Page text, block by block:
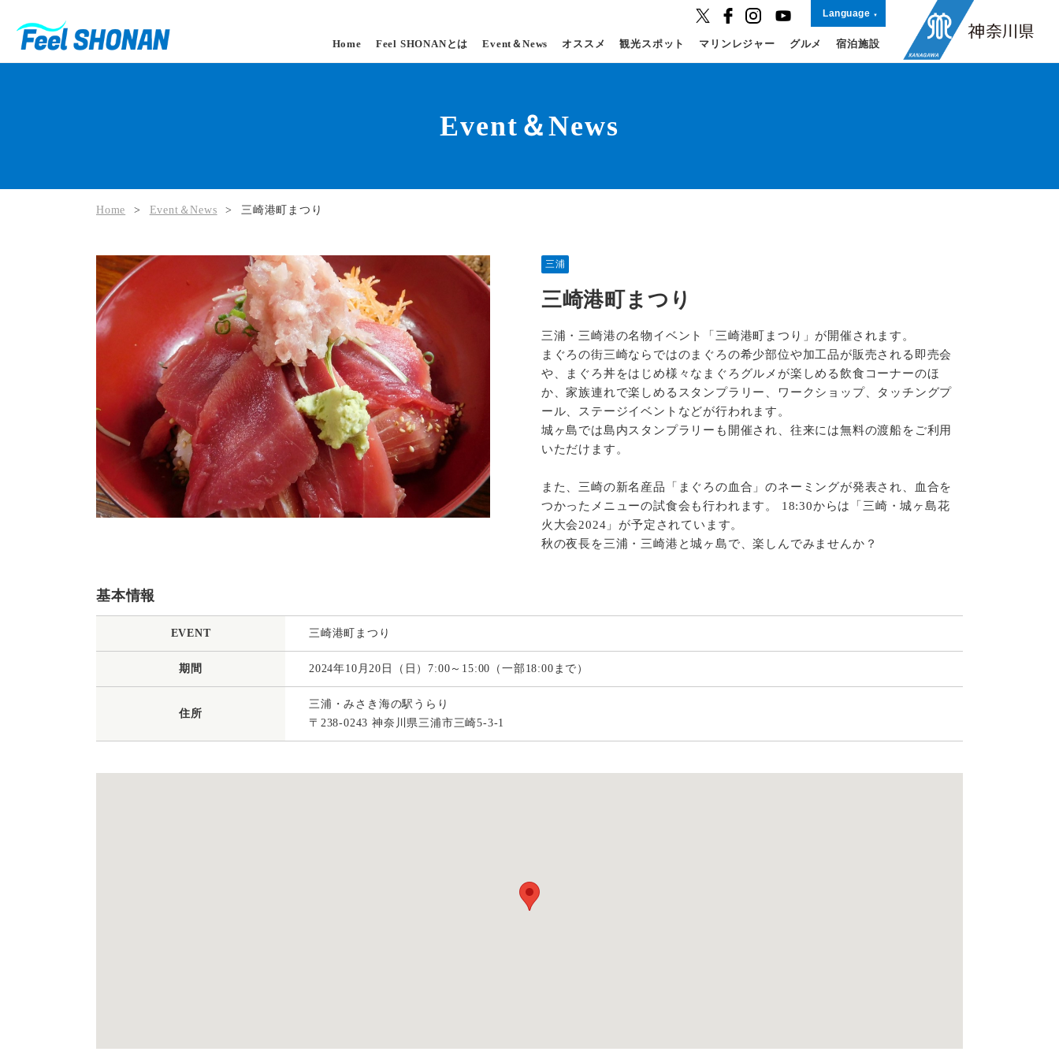
Language
Home Feel SHONANとは Event＆News オススメ 観光スポット マリンレジャー グルメ 宿泊施設
Event＆News
Home > Event＆News > 三崎港町まつり
三浦
三崎港町まつり
三浦・三崎港の名物イベント「三崎港町まつり」が開催されます。
まぐろの街三崎ならではのまぐろの希少部位や加工品が販売される即売会
や、まぐろ丼をはじめ様々なまぐろグルメが楽しめる飲食コーナーのほ
か、家族連れで楽しめるスタンプラリー、ワークショップ、タッチングプ
ール、ステージイベントなどが行われます。
城ヶ島では島内スタンプラリーも開催され、往来には無料の渡船をご利用
いただけます。
また、三崎の新名産品「まぐろの血合」のネーミングが発表され、血合を
つかったメニューの試食会も行われます。 18:30からは「三崎・城ヶ島花
火大会2024」が予定されています。
秋の夜長を三浦・三崎港と城ヶ島で、楽しんでみませんか？
基本情報
EVENT 三崎港町まつり
期間 2024年10月20日（日）7:00～15:00（一部18:00まで）
住所
三浦・みさき海の駅うらり
〒238-0243 神奈川県三浦市三崎5-3-1